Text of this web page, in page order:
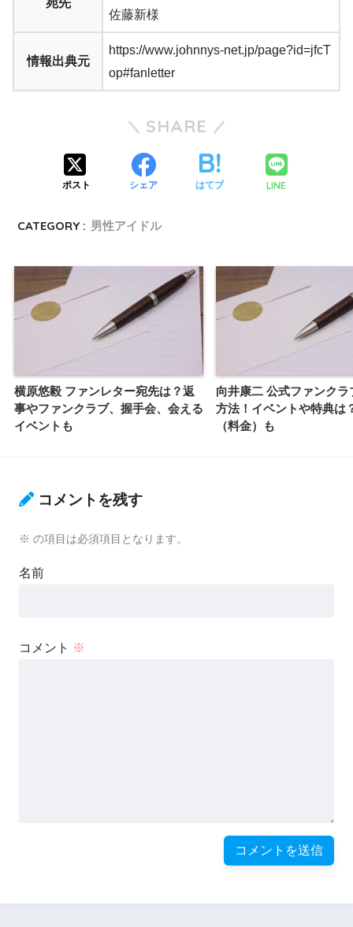
佐藤新様
情報出典元
https://www.johnnys-net.jp/page?id=jfcT
op#fanletter
SHARE
ポスト シェア はてブ LINE
CATEGORY : 男性アイドル
横原悠毅 ファンレター宛先は？返
事やファンクラブ、握手会、会える
イベントも
向井康二 公式ファンクラ
方法！イベントや特典は
（料金）も
コメントを残す
※ の項目は必須項目となります。
名前
コメント ※